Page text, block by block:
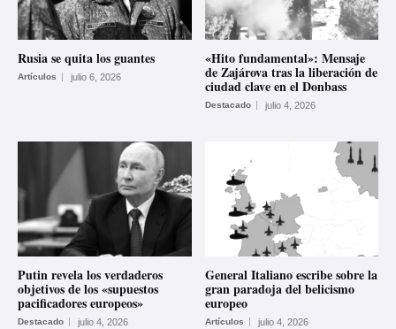
Rusia se quita los guantes
Artículos julio 6, 2026
«Hito fundamental»: Mensaje
de Zajárova tras la liberación de
ciudad clave en el Donbass
Destacado julio 4, 2026
Putin revela los verdaderos
objetivos de los «supuestos
pacificadores europeos»
Destacado julio 4, 2026
General Italiano escribe sobre la
gran paradoja del belicismo
europeo
Artículos julio 4, 2026